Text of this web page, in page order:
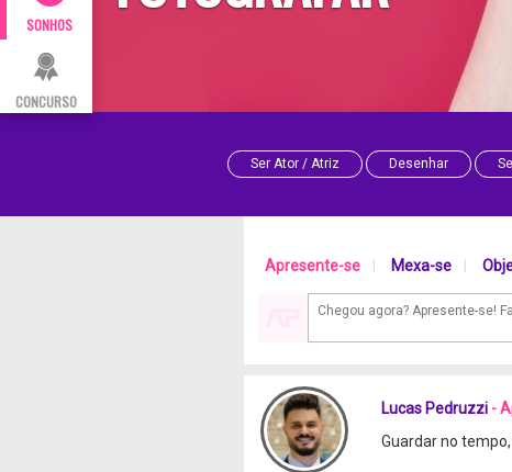
SONHOS
CONCURSO
Ser Ator / Atriz Desenhar
Apresente-se Mexa-se
Lucas Pedruzzi -
Guardar no